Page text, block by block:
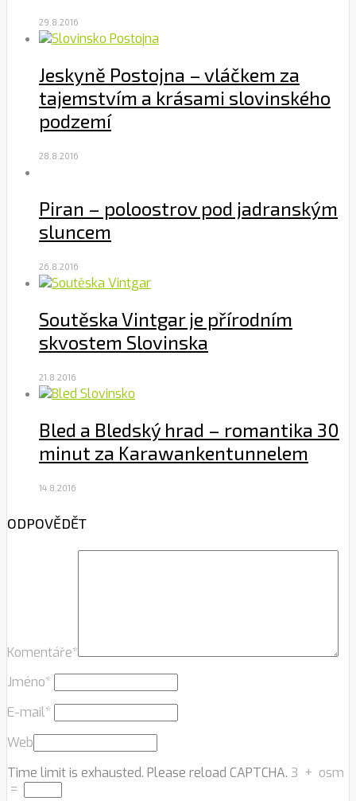
29.8.2016
Jeskyně Postojna – vláčkem za
tajemstvím a krásami slovinského
podzemí
28.8.2016
Piran – poloostrov pod jadranským
sluncem
26.8.2016
Soutěska Vintgar je přírodním
skvostem Slovinska
21.8.2016
Bled a Bledský hrad – romantika 30
minut za Karawankentunnelem
14.8.2016
ODPOVĚDĚT
Komentáře*
Jméno*
E-mail*
Web
Time limit is exhausted. Please reload CAPTCHA. 3 + osm
=